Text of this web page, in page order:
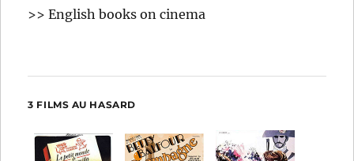
>> English books on cinema
3 FILMS AU HASARD